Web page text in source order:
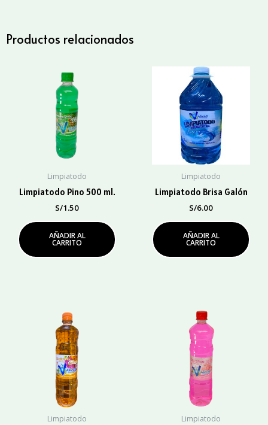
Productos relacionados
Limpiatodo
Limpiatodo Pino 500 ml.
S/1.50
AÑADIR AL
CARRITO
Limpiatodo
Limpiatodo Brisa Galón
S/6.00
AÑADIR AL
CARRITO
Limpiatodo Limpiatodo